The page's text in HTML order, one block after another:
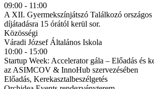
09:00 - 11:00
A XII. Gyermekszínjátszó Találkozó országos
díjátadásra 15 órától kerül sor.
Közösségi
Váradi József Általános Iskola
10:00 - 15:00
Startup Week: Accelerator gála – Előadás és
az ASIMCOV & InnoHub szervezésében
Előadás, Kerekasztalbeszélgetés